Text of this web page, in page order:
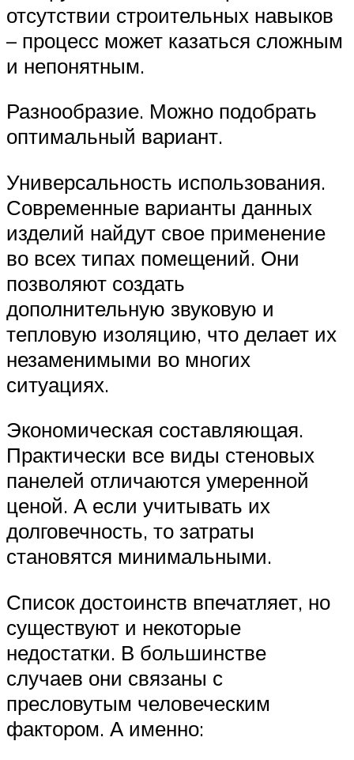
отсутствии строительных навыков
– процесс может казаться сложным
и непонятным.
Разнообразие. Можно подобрать
оптимальный вариант.
Универсальность использования.
Современные варианты данных
изделий найдут свое применение
во всех типах помещений. Они
позволяют создать
дополнительную звуковую и
тепловую изоляцию, что делает их
незаменимыми во многих
ситуациях.
Экономическая составляющая.
Практически все виды стеновых
панелей отличаются умеренной
ценой. А если учитывать их
долговечность, то затраты
становятся минимальными.
Список достоинств впечатляет, но
существуют и некоторые
недостатки. В большинстве
случаев они связаны с
пресловутым человеческим
фактором. А именно: